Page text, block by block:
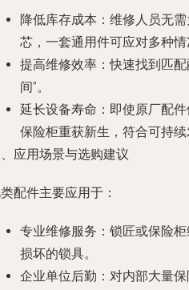
降低库存成本 ：维修人员无
芯，一套通用件可应对多种情
提高维修效率 ：快速找到匹
间”。
延长设备寿命 ：即使原厂配
保险柜重获新生，符合可持续
应用场景与选购建议
配件主要应用于：
专业维修服务 ：锁匠或保险
损坏的锁具。
企业单位后勤 ：对内部大量